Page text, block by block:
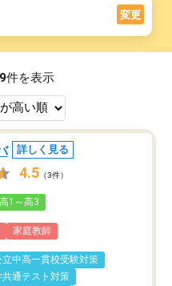
変更
件を表示
詳しく見る
4.5 （3件）
高1～高3
家庭教師
立中高一貫校受験対策
共通テスト対策